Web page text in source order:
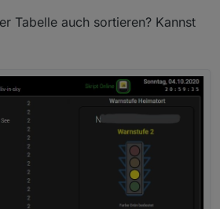
nicht zurückgeändert
Tabelle auch sortieren? Kannst